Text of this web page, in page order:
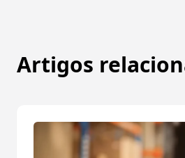
Artigos